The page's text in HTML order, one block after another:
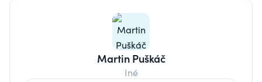
Martin Puškáč
Iné